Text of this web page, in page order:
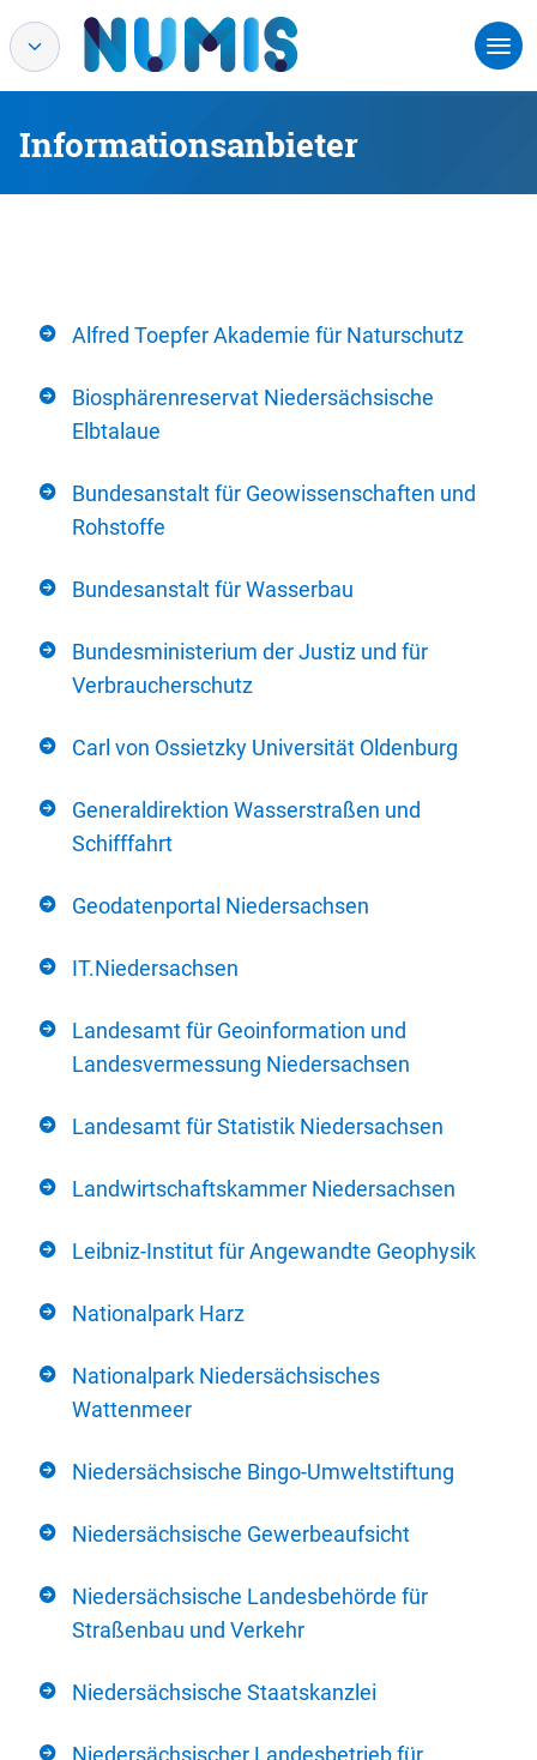
Informationsanbieter
Alfred Toepfer Akademie für Naturschutz
Biosphärenreservat Niedersächsische
Elbtalaue
Bundesanstalt für Geowissenschaften und
Rohstoffe
Bundesanstalt für Wasserbau
Bundesministerium der Justiz und für
Verbraucherschutz
Carl von Ossietzky Universität Oldenburg
Generaldirektion Wasserstraßen und
Schifffahrt
Geodatenportal Niedersachsen
IT.Niedersachsen
Landesamt für Geoinformation und
Landesvermessung Niedersachsen
Landesamt für Statistik Niedersachsen
Landwirtschaftskammer Niedersachsen
Leibniz-Institut für Angewandte Geophysik
Nationalpark Harz
Nationalpark Niedersächsisches
Wattenmeer
Niedersächsische Bingo-Umweltstiftung
Niedersächsische Gewerbeaufsicht
Niedersächsische Landesbehörde für
Straßenbau und Verkehr
Niedersächsische Staatskanzlei
Niedersächsischer Landesbetrieb für